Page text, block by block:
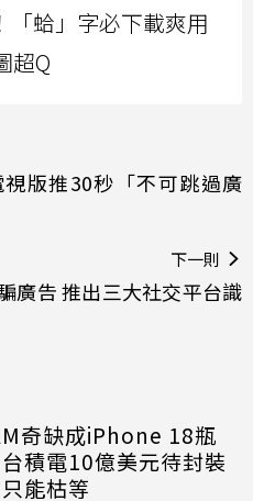
「蛤」字必下載爽用
超Q
版推30秒「不可跳過廣
下一則
廣告 推出三大社交平台識
奇缺成iPhone 18瓶
積電10億美元待封裝
能枯等